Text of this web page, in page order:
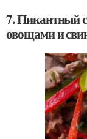
7. Пикантный
овощами и